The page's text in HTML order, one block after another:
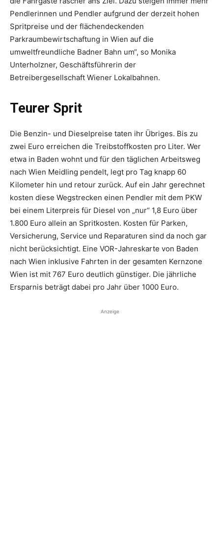
Pendlerinnen und Pendler aufgrund der derzeit hohen
Spritpreise und der flächendeckenden
Parkraumbewirtschaftung in Wien auf die
umweltfreundliche Badner Bahn um“, so Monika
Unterholzner, Geschäftsführerin der
Betreibergesellschaft Wiener Lokalbahnen.
Teurer Sprit
Die Benzin- und Dieselpreise taten ihr Übriges. Bis zu
zwei Euro erreichen die Treibstoffkosten pro Liter. Wer
etwa in Baden wohnt und für den täglichen Arbeitsweg
nach Wien Meidling pendelt, legt pro Tag knapp 60
Kilometer hin und retour zurück. Auf ein Jahr gerechnet
kosten diese Wegstrecken einen Pendler mit dem PKW
bei einem Literpreis für Diesel von „nur“ 1,8 Euro über
1.800 Euro allein an Spritkosten. Kosten für Parken,
Versicherung, Service und Reparaturen sind da noch gar
nicht berücksichtigt. Eine VOR-Jahreskarte von Baden
nach Wien inklusive Fahrten in der gesamten Kernzone
Wien ist mit 767 Euro deutlich günstiger. Die jährliche
Ersparnis beträgt dabei pro Jahr über 1000 Euro.
Anzeige